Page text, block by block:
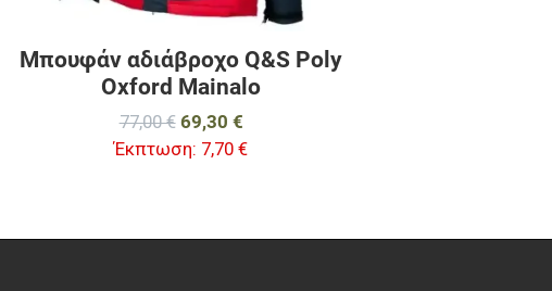
Μπουφάν αδιάβροχο Q&S Poly
Oxford Mainalo
77,00 € 69,30 €
Έκπτωση: 7,70 €